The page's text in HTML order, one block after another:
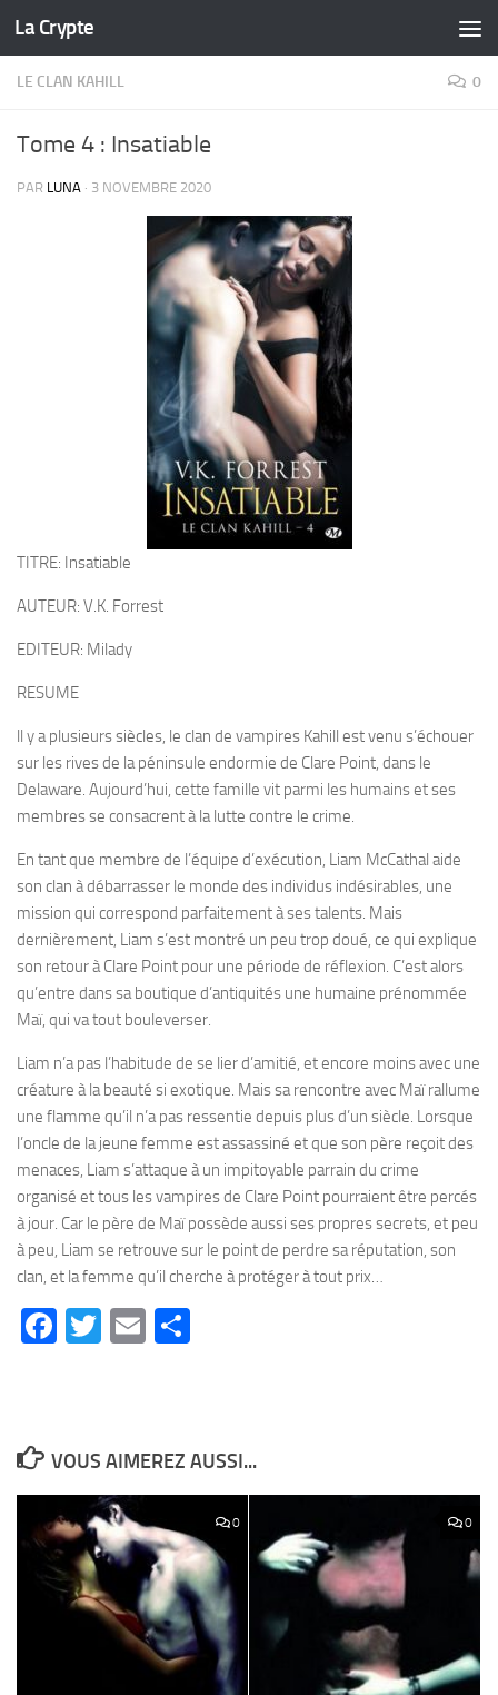
Skip to content
La Crypte
LE CLAN KAHILL 0
Tome 4 : Insatiable
PAR LUNA · 3 NOVEMBRE 2020
TITRE: Insatiable
AUTEUR: V.K. Forrest
EDITEUR: Milady
RESUME
ll y a plusieurs siècles, le clan de vampires Kahill est venu s’échouer
sur les rives de la péninsule endormie de Clare Point, dans le
Delaware. Aujourd’hui, cette famille vit parmi les humains et ses
membres se consacrent à la lutte contre le crime.
En tant que membre de l’équipe d’exécution, Liam McCathal aide
son clan à débarrasser le monde des individus indésirables, une
mission qui correspond parfaitement à ses talents. Mais
dernièrement, Liam s’est montré un peu trop doué, ce qui explique
son retour à Clare Point pour une période de réflexion. C’est alors
qu’entre dans sa boutique d’antiquités une humaine prénommée
Maï, qui va tout bouleverser.
Liam n’a pas l’habitude de se lier d’amitié, et encore moins avec une
créature à la beauté si exotique. Mais sa rencontre avec Maï rallume
une flamme qu’il n’a pas ressentie depuis plus d’un siècle. Lorsque
l’oncle de la jeune femme est assassiné et que son père reçoit des
menaces, Liam s’attaque à un impitoyable parrain du crime
organisé et tous les vampires de Clare Point pourraient être percés
à jour. Car le père de Maï possède aussi ses propres secrets, et peu
à peu, Liam se retrouve sur le point de perdre sa réputation, son
clan, et la femme qu’il cherche à protéger à tout prix…
Facebook
Twitter
Email
VOUS AIMEREZ AUSSI...
0 0